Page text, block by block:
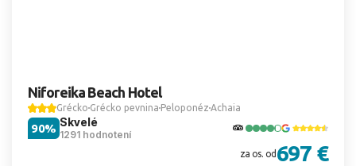
Niforeika Beach Hotel
Grécko Grécko pevnina Peloponéz Achaia
Skvelé
1291 hodnotení
90%
za os. od 697 €